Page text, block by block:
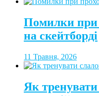
Помилки при
на скейтборді
11 Травня, 2026
Як тренувати